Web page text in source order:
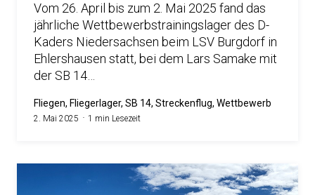
Vom 26. April bis zum 2. Mai 2025 fand das
jährliche Wettbewerbstrainingslager des D-
Kaders Niedersachsen beim LSV Burgdorf in
Ehlershausen statt, bei dem Lars Samake mit
der SB 14…
Fliegen, Fliegerlager, SB 14, Streckenflug, Wettbewerb
2. Mai 2025 1 min Lesezeit